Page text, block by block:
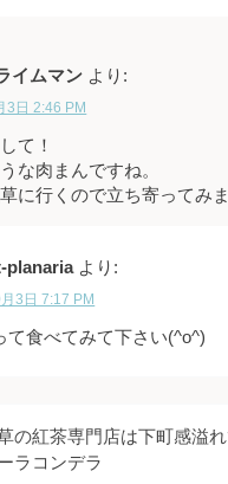
イムマン より:
3日 2:46 PM
て！
な肉まんですね。
に行くので立ち寄ってみま
planaria より:
3日 7:17 PM
て食べてみて下さい(^o^)
の紅茶専門店は下町感溢
ラコンデラ